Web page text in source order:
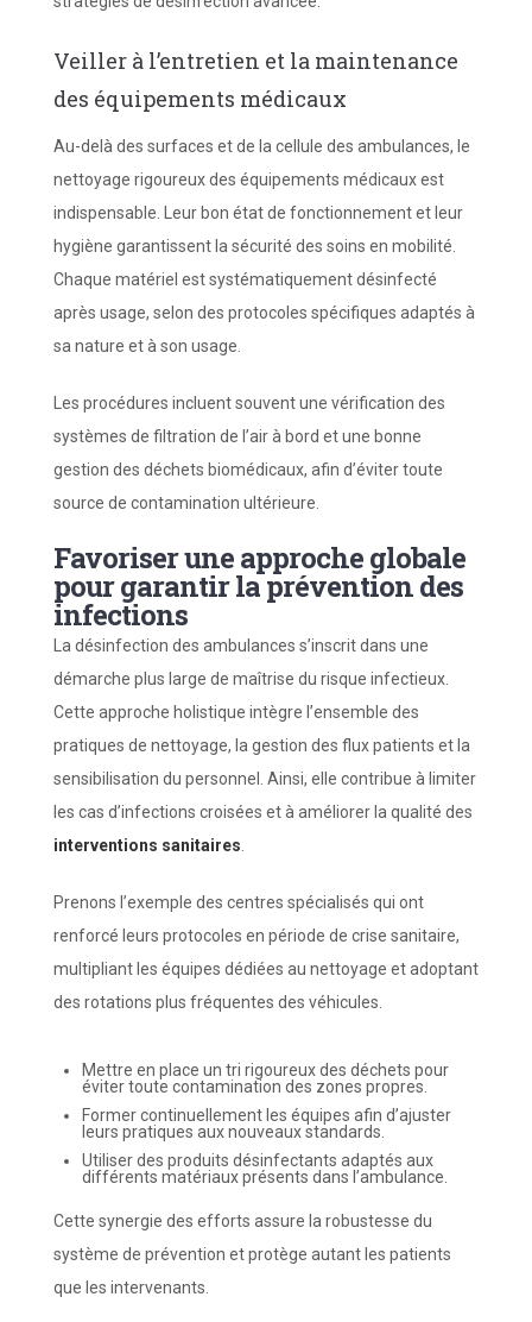
Veiller à l’entretien et la maintenance
des équipements médicaux
Au-delà des surfaces et de la cellule des ambulances, le
nettoyage rigoureux des équipements médicaux est
indispensable. Leur bon état de fonctionnement et leur
hygiène garantissent la sécurité des soins en mobilité.
Chaque matériel est systématiquement désinfecté
après usage, selon des protocoles spécifiques adaptés à
sa nature et à son usage.
Les procédures incluent souvent une vérification des
systèmes de filtration de l’air à bord et une bonne
gestion des déchets biomédicaux, afin d’éviter toute
source de contamination ultérieure.
Favoriser une approche globale
pour garantir la prévention des
infections
La désinfection des ambulances s’inscrit dans une
démarche plus large de maîtrise du risque infectieux.
Cette approche holistique intègre l’ensemble des
pratiques de nettoyage, la gestion des flux patients et la
sensibilisation du personnel. Ainsi, elle contribue à limiter
les cas d’infections croisées et à améliorer la qualité des
interventions sanitaires
Prenons l’exemple des centres spécialisés qui ont
renforcé leurs protocoles en période de crise sanitaire,
multipliant les équipes dédiées au nettoyage et adoptant
des rotations plus fréquentes des véhicules.
Mettre en place un tri rigoureux des déchets pour
éviter toute contamination des zones propres.
Former continuellement les équipes afin d’ajuster
leurs pratiques aux nouveaux standards.
Utiliser des produits désinfectants adaptés aux
différents matériaux présents dans l’ambulance.
Cette synergie des efforts assure la robustesse du
système de prévention et protège autant les patients
que les intervenants.